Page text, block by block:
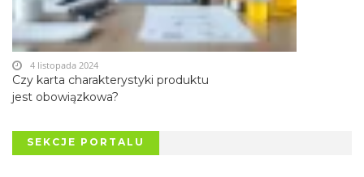
Czy karta charakterystyki produktu
jest obowiązkowa?
4 listopada 2024
SEKCJE PORTALU